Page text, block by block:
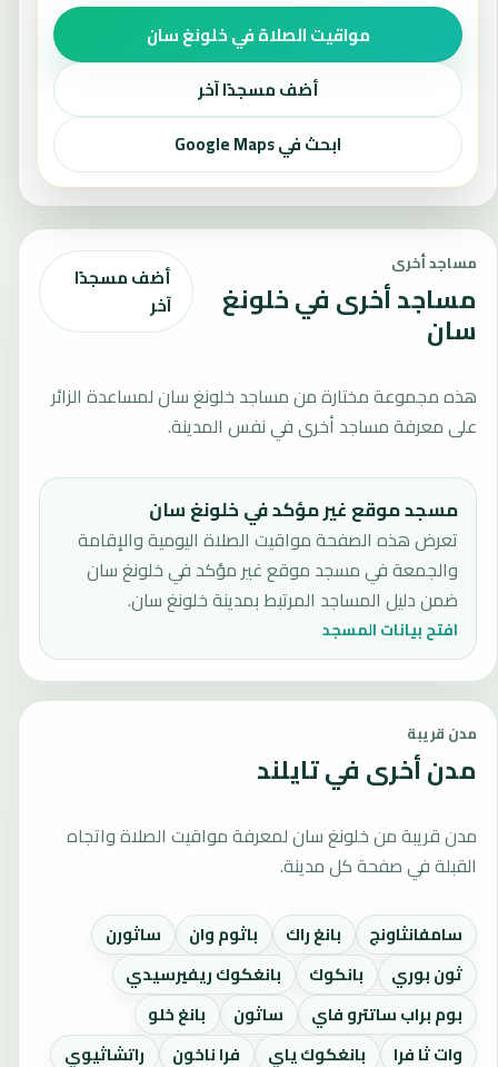
مواقيت الصلاة في خلونغ سان
أضف مسجدًا آخر
ابحث في Google Maps
مساجد أخرى
مساجد أخرى في خلونغ
سان
أضف مسجدًا
آخر
هذه مجموعة مختارة من مساجد خلونغ سان لمساعدة الزائر
على معرفة مساجد أخرى في نفس المدينة.
مسجد موقع غير مؤكد في خلونغ سان
تعرض هذه الصفحة مواقيت الصلاة اليومية والإقامة
والجمعة في مسجد موقع غير مؤكد في خلونغ سان
ضمن دليل المساجد المرتبط بمدينة خلونغ سان.
افتح بيانات المسجد
مدن قريبة
مدن أخرى في تايلند
مدن قريبة من خلونغ سان لمعرفة مواقيت الصلاة واتجاه
القبلة في صفحة كل مدينة.
سامفانثاونج بانغ راك باثوم وان
ساثورن
ثون بوري
بانكوك
بانغكوك ريفيرسيدي
بوم براب ساتترو فاي
ساثون
بانغ خلو
وات ثا فرا
بانغكوك ياي فرا ناخون
راتشاثيوي